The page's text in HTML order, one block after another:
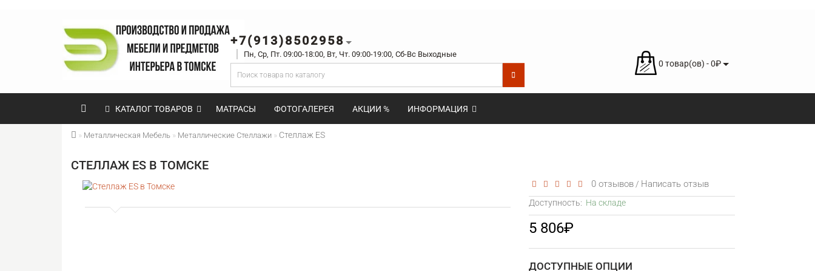
+7(913)8502958
Пн, Ср, Пт. 09:00-18:00, Вт, Чт. 09:00-19:00, Сб-Вс Выходные
0 товар(ов) - 0₽
КАТАЛОГ ТОВАРОВ МАТРАСЫ ФОТОГАЛЕРЕЯ АКЦИИ % ИНФОРМАЦИЯ
Металлическая Мебель Металлические Стеллажи Стеллаж ES
СТЕЛЛАЖ ES В ТОМСКЕ
0 отзывов / Написать отзыв
Доступность: На складе
5 806₽
ДОСТУПНЫЕ ОПЦИИ